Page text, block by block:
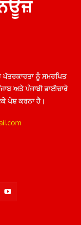
ਨੂੰ ਸਮਰਪਿਤ
ਅਤੇ ਪੰਜਾਬੀ ਭਾਈਚਾਰੇ
ਪੇਸ਼ ਕਰਨਾ ਹੈ।